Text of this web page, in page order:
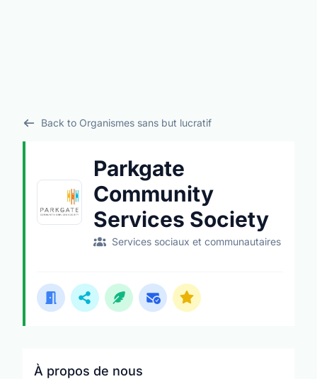
Back to Organismes sans but lucratif
Parkgate
Community
Services Society
Services sociaux et communautaires
À propos de nous